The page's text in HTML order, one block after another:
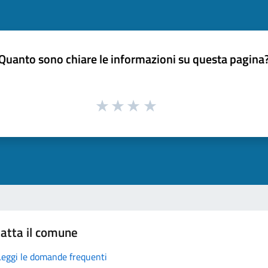
sono chiare le informazioni su questa
il comune
le domande frequenti